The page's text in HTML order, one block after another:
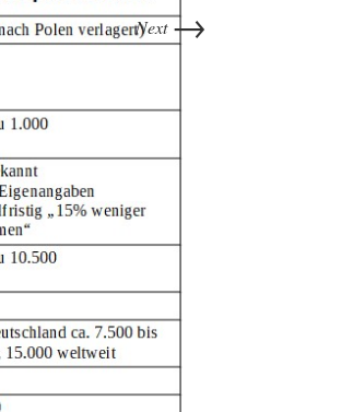
Next→